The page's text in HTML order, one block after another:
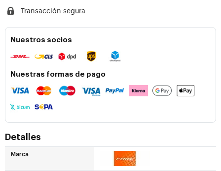
Transacción segura
Nuestros socios
Nuestras formas de pago
Detalles
Marca